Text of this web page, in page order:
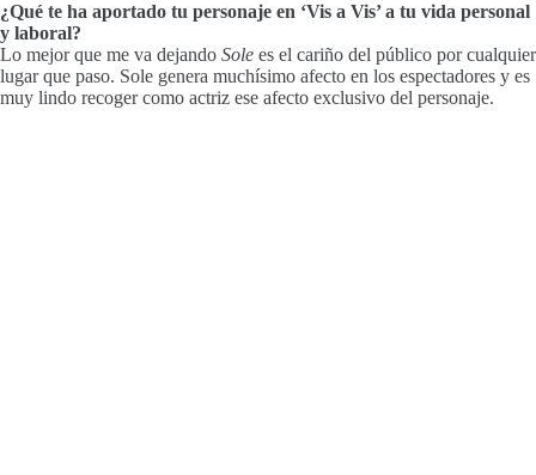
¿Qué te ha aportado tu personaje en ‘Vis a Vis’ a tu vida personal
y laboral?
Lo mejor que me va dejando Sole es el cariño del público por cualquier
lugar que paso. Sole genera muchísimo afecto en los espectadores y es
muy lindo recoger como actriz ese afecto exclusivo del personaje.